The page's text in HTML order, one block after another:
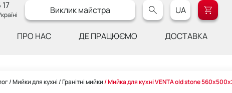
Виклик майстра UA
ПРО НАС ДЕ ПРАЦЮЄМО ДОСТАВКА
Мийки для кухні Гранітні мийки Мийка для кухні VENTA old stone